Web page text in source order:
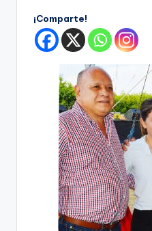
¡Comparte!